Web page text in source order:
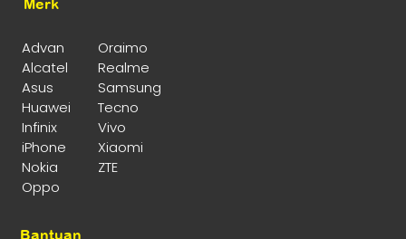
Merk
Advan
Oraimo
Alcatel
Realme
Asus
Samsung
Huawei
Tecno
Infinix
Vivo
iPhone
Xiaomi
Nokia
ZTE
Oppo
Bantuan